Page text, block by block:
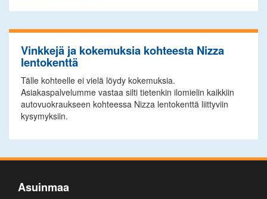
Vinkkejä ja kokemuksia kohteesta Nizza
lentokenttä
Tälle kohteelle ei vielä löydy kokemuksia.
Asiakaspalvelumme vastaa silti tietenkin ilomielin kaikkiin
autovuokraukseen kohteessa Nizza lentokenttä liittyviin
kysymyksiin.
Asuinmaa